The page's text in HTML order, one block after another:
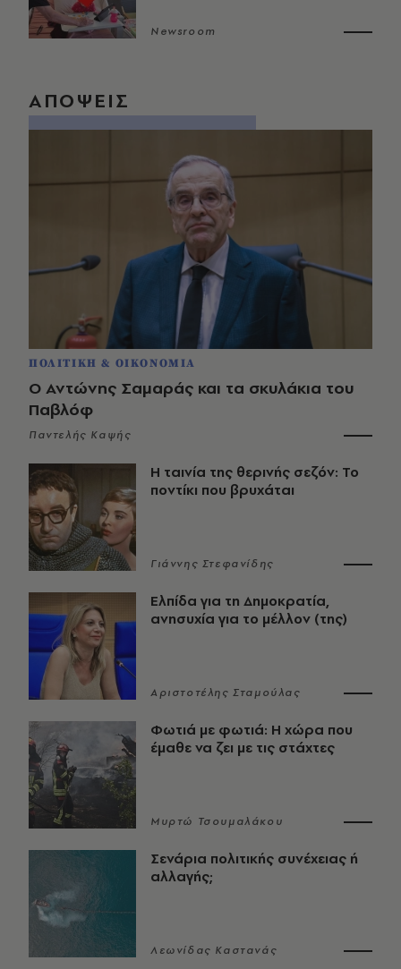
Newsroom
ΑΠΟΨΕΙΣ
ΠΟΛΙΤΙΚΗ & ΟΙΚΟΝΟΜΙΑ
Ο Αντώνης Σαμαράς και τα σκυλάκια του
Παβλόφ
Παντελής Καψής
Η ταινία της θερινής σεζόν: Το
ποντίκι που βρυχάται
Γιάννης Στεφανίδης
Ελπίδα για τη Δημοκρατία,
ανησυχία για το μέλλον (της)
Αριστοτέλης Σταμούλας
Φωτιά με φωτιά: Η χώρα που
έμαθε να ζει με τις στάχτες
Μυρτώ Τσουμαλάκου
Σενάρια πολιτικής συνέχειας ή
αλλαγής;
Λεωνίδας Καστανάς